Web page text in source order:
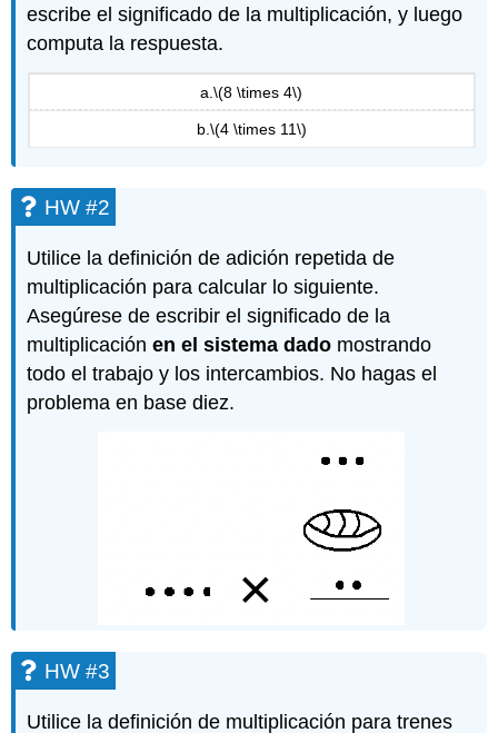
escribe el significado de la multiplicación, y luego
computa la respuesta.
a. \(8 \times 4\)
b. \(4 \times 11\)
HW #2
Utilice la definición de adición repetida de
multiplicación para calcular lo siguiente.
Asegúrese de escribir el significado de la
multiplicaciónen el sistema dado mostrando
todo el trabajo y los intercambios. No hagas el
problema en base diez.
HW #3
Utilice la definición de multiplicación para trenes